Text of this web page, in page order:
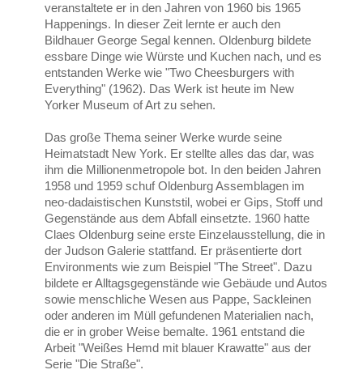
veranstaltete er in den Jahren von 1960 bis 1965
Happenings. In dieser Zeit lernte er auch den
Bildhauer George Segal kennen. Oldenburg bildete
essbare Dinge wie Würste und Kuchen nach, und es
entstanden Werke wie "Two Cheesburgers with
Everything" (1962). Das Werk ist heute im New
Yorker Museum of Art zu sehen.
Das große Thema seiner Werke wurde seine
Heimatstadt New York. Er stellte alles das dar, was
ihm die Millionenmetropole bot. In den beiden Jahren
1958 und 1959 schuf Oldenburg Assemblagen im
neo-dadaistischen Kunststil, wobei er Gips, Stoff und
Gegenstände aus dem Abfall einsetzte. 1960 hatte
Claes Oldenburg seine erste Einzelausstellung, die in
der Judson Galerie stattfand. Er präsentierte dort
Environments wie zum Beispiel "The Street". Dazu
bildete er Alltagsgegenstände wie Gebäude und Autos
sowie menschliche Wesen aus Pappe, Sackleinen
oder anderen im Müll gefundenen Materialien nach,
die er in grober Weise bemalte. 1961 entstand die
Arbeit "Weißes Hemd mit blauer Krawatte" aus der
Serie "Die Straße".